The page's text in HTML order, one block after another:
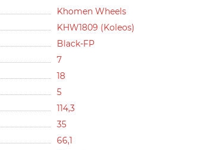
Khomen Wheels
KHW1809 (Koleos)
Black-FP
7
18
5
114,3
35
66,1